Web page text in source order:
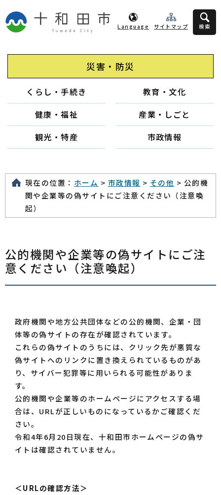
Language サイトマップ 検索
災害・防災
くらし・手続き
教育・文化
健康・福祉
産業・しごと
観光・特産
市政情報
現在の位置： ホーム > 市政情報 > その他 > 公的機
関や企業等の偽サイトにご注意ください（注意喚
起）
公的機関や企業等の偽サイトにご注
意ください（注意喚起）
政府機関や地方公共団体などの公的機関、企業・団
体等の偽サイトの存在が確認されています。
これらの偽サイトのうちには、クリック先が悪質な
偽サイトへのリンクに置き換えられているものがあ
り、サイバー犯罪等に用いられる可能性がありま
す。
公的機関や企業等のホームページにアクセスする場
合は、URLが正しいものになっているかご確認くだ
さい。
令和4年6月20日現在、十和田市ホームページの偽サ
イトは確認されていません。
＜URLの確認方法＞